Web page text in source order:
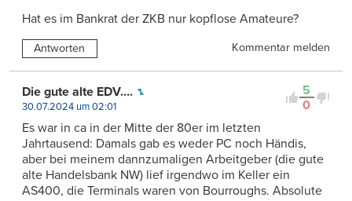
Hat es im Bankrat der ZKB nur kopflose Amateure?
Antworten Kommentar melden
5
0
Die gute alte EDV….
30.07.2024 um 02:01
Es war in ca in der Mitte der 80er im letzten
Jahrtausend: Damals gab es weder PC noch Händis,
aber bei meinem dannzumaligen Arbeitgeber (die gute
alte Handelsbank NW) lief irgendwo im Keller ein
AS400, die Terminals waren von Bourroughs. Absolute